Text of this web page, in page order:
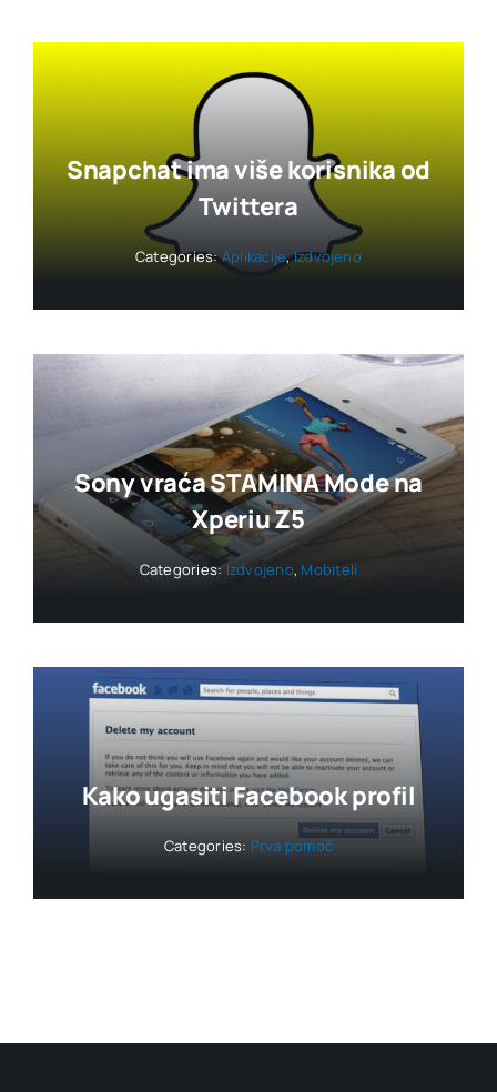
Snapchat ima više korisnika od
Twittera
Categories:Aplikacije,Izdvojeno
Sony vraća STAMINA Mode na
Xperiu Z5
Categories:Izdvojeno, Mobiteli
Kako ugasiti Facebook profil
Categories: Prva pomoć